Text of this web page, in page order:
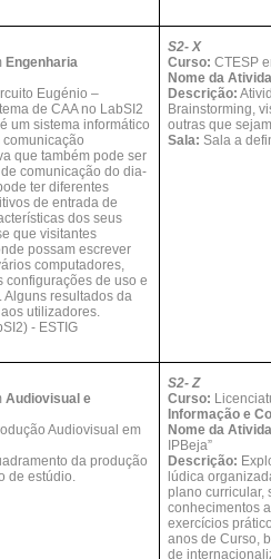
Engenharia
Eugénio –
de CAA no LabSI2
um sistema informático
que também pode ser
comunicação do dia-
ter diferentes
de entrada de
dos seus
que visitantes
possam escrever
computadores,
configurações de uso e
Alguns resultados da
utilizadores.
- ESTIG
S2- X
Curso:CTESP
Nome da
Descrição:
Brainstorming,
outras que
Sala:Sala a
Audiovisual e
Audiovisual em
da produção
de estúdio.
S2- Z
Curso:
Informação e
Nome da
IPBeja”
Descrição:
lúdica
plano curricular,
conhecimentos
exercícios
anos de Curso,
de